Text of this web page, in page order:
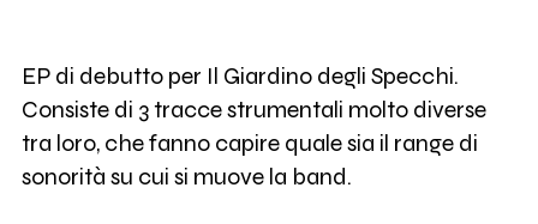
EP di debutto per Il Giardino degli Specchi.
Consiste di 3 tracce strumentali molto diverse
tra loro, che fanno capire quale sia il range di
sonorità su cui si muove la band.